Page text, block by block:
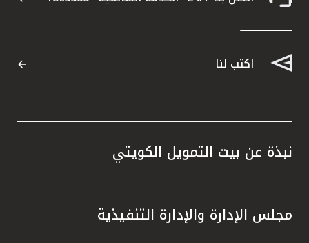
اكتب لنا
نبذة عن بيت التمويل الكويتي
مجلس الإدارة والإدارة التنفيذية